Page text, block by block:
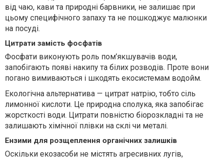
від чаю, кави та природні барвники, не залишає при
цьому специфічного запаху та не пошкоджує малюнки
на посуді.
Цитрати замість фосфатів
Фосфати виконують роль пом’якшувачів води,
запобігають появі накипу та білих розводів. Проте вони
погано вимиваються і шкодять екосистемам водойм.
Екологічна альтернатива — цитрат натрію, тобто сіль
лимонної кислоти. Це природна сполука, яка запобігає
жорсткості води. Цитрати повністю біорозкладні та не
залишають хімічної плівки на склі чи металі.
Ензими для розщеплення органічних залишків
Оскільки екозасоби не містять агресивних лугів,